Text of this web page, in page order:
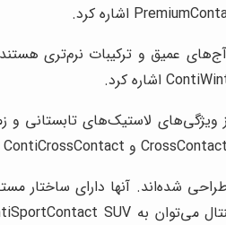
عمیق و ترکیبات نرم‌تری
لاستیک‌های تابستانی و
شده‌اند. آنها دارای ساختار